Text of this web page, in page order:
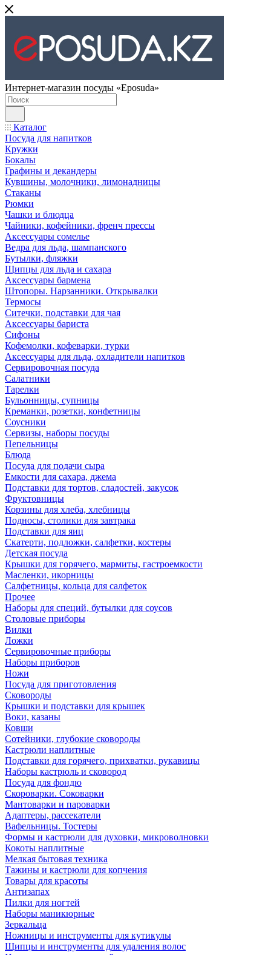
Интернет-магазин посуды «Eposuda»
Каталог
Посуда для напитков
Кружки
Бокалы
Графины и декандеры
Кувшины, молочники, лимонадницы
Стаканы
Рюмки
Чашки и блюдца
Чайники, кофейники, френч прессы
Аксессуары сомелье
Ведра для льда, шампанского
Бутылки, фляжки
Щипцы для льда и сахара
Аксессуары бармена
Штопоры. Нарзанники. Открывалки
Термосы
Ситечки, подставки для чая
Аксессуары бариста
Сифоны
Кофемолки, кофеварки, турки
Аксессуары для льда, охладители напитков
Сервировочная посуда
Салатники
Тарелки
Бульонницы, супницы
Креманки, розетки, конфетницы
Соусники
Сервизы, наборы посуды
Пепельницы
Блюда
Посуда для подачи сыра
Емкости для сахара, джема
Подставки для тортов, сладостей, закусок
Фруктовницы
Корзины для хлеба, хлебницы
Подносы, столики для завтрака
Подставки для яиц
Скатерти, подложки, салфетки, костеры
Детская посуда
Крышки для горячего, мармиты, гастроемкости
Масленки, икорницы
Салфетницы, кольца для салфеток
Прочее
Наборы для специй, бутылки для соусов
Столовые приборы
Вилки
Ложки
Сервировочные приборы
Наборы приборов
Ножи
Посуда для приготовления
Сковороды
Крышки и подставки для крышек
Воки, казаны
Ковши
Сотейники, глубокие сковороды
Кастрюли наплитные
Подставки для горячего, прихватки, рукавицы
Наборы кастрюль и сковород
Посуда для фондю
Скороварки. Соковарки
Мантоварки и пароварки
Адаптеры, рассекатели
Вафельницы. Тостеры
Формы и кастрюли для духовки, микроволновки
Кокоты наплитные
Мелкая бытовая техника
Тажины и кастрюли для копчения
Товары для красоты
Антизапах
Пилки для ногтей
Наборы маникюрные
Зеркальца
Ножницы и инструменты для кутикулы
Щипцы и инструменты для удаления волос